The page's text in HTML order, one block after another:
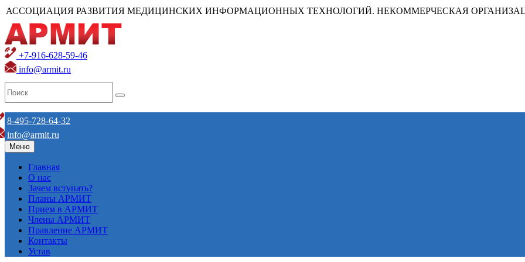
АССОЦИАЦИЯ РАЗВИТИЯ МЕДИЦИНСКИХ ИНФОРМАЦИОННЫХ ТЕХНОЛОГИЙ. НЕКОММЕРЧЕСКАЯ
+7-916-628-59-46
info@armit.ru
8-495-728-64-32
info@armit.ru
Меню
Главная
О нас
Зачем вступать?
Планы АРМИТ
Прием в АРМИТ
Члены АРМИТ
Правление АРМИТ
Контакты
Устав